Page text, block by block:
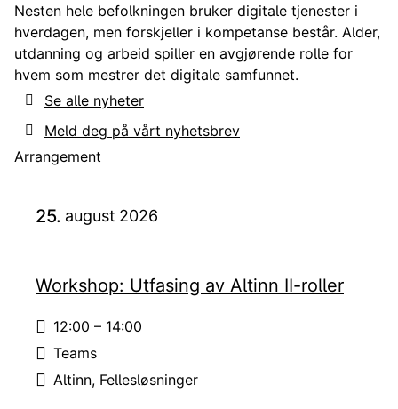
Nesten hele befolkningen bruker digitale tjenester i
hverdagen, men forskjeller i kompetanse består. Alder,
utdanning og arbeid spiller en avgjørende rolle for
hvem som mestrer det digitale samfunnet.
Se alle nyheter
Meld deg på vårt nyhetsbrev
Arrangement
25. august 2026
Workshop: Utfasing av Altinn II-roller
Tid:
12:00 – 14:00
Sted:
Teams
Emne:
Altinn Fellesløsninger